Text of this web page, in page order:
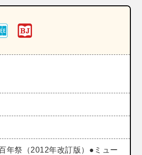
祭（2012年改訂版）●ミュー